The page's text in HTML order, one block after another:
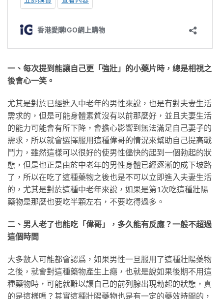
一、每次提到能讓自己更「強壯」的小藥片時，總是相視之
後會心一笑。
尤其是對於已經進入中老年的男性來說，也是有對夫妻生活
需求的，但是可能身體素質沒有以前那麼好，並且夫妻生活
的能力可能會有所下降，會擔心影響到無法滿足自己妻子的
需求，所以就會選擇服用這種偉哥的情況來幫助自己提高戰
鬥力，雖然這樣可以很好的使男性儘快的起到一個勃起的狀
態，但是也正是由於中老年的男性身體已經逐漸的成下坡路
了，所以在吃了這種藥物之後也是不可以立即進入夫妻生活
的，尤其是對於這種中老年來說，如果是第1次吃這種壯陽
藥物是那麼也要吃半顆左右，不要吃得過多。
二、男人老了也能吃「偉哥」，多久能有反應？一般不超過
這個時間
大多數人可能都會認爲，如果男性一旦服用了這種壯陽藥物
之後，就會對這種藥物產生上癮，也就是說如果後期不用這
種藥物時，可能就難以讓自己的前列腺出現勃起的狀態，真
的是這樣嗎？其實這種壯陽藥物也是有一定的藥效時間的，